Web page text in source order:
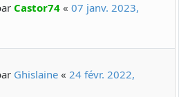
Castor74 « 07 janv. 2023,
Ghislaine « 24 févr. 2022,